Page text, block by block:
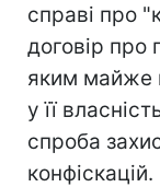
справі про
договір про
яким майже
у її
спроба
конфіскацій.